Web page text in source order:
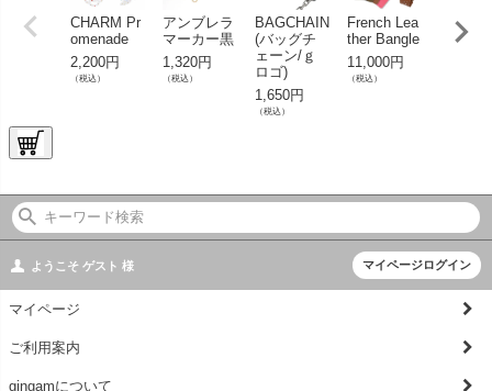
CHARM Pr
omenade
2,200円
（税込）
アンブレラ
マーカー黒
1,320円
（税込）
BAGCHAIN
(バッグチ
ェーン/ｇ
ロゴ)
1,650円
（税込）
French Lea
ther Bangle
11,000円
（税込）
メガネ
ラップ
ようこそ ゲスト 様 マイページログイン
マイページ
ご利用案内
gingamについて